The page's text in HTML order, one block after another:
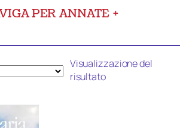
PER ANNATE +
Visualizzazione del
risultato